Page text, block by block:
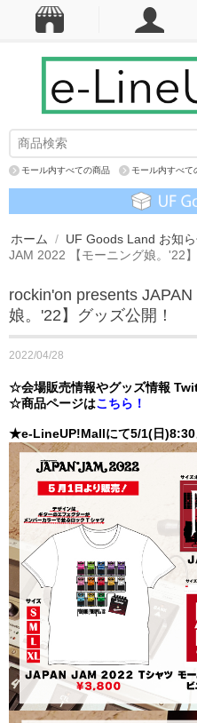
モール内すべての商品 モール内すべて
ホーム / UF Goods Land お知
JAM 2022 【モーニング娘。'22
rockin'on presents
娘。'22】グッズ公開！
2022/04/28
☆会場販売情報やグッズ情報
☆商品ページはこちら！
★e-LineUP!Mallにて5/1(日)8:30